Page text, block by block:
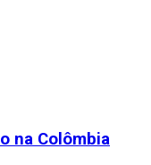
na Colômbia